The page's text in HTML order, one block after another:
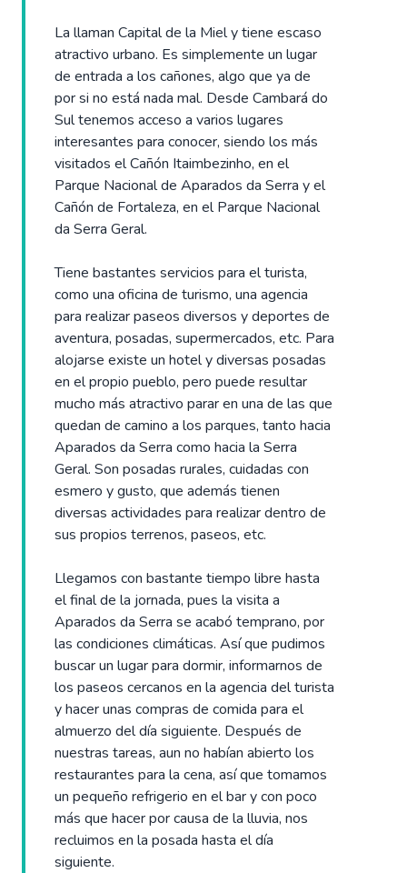
La llaman Capital de la Miel y tiene escaso
atractivo urbano. Es simplemente un lugar
de entrada a los cañones, algo que ya de
por si no está nada mal. Desde Cambará do
Sul tenemos acceso a varios lugares
interesantes para conocer, siendo los más
visitados el Cañón Itaimbezinho, en el
Parque Nacional de Aparados da Serra y el
Cañón de Fortaleza, en el Parque Nacional
da Serra Geral.
Tiene bastantes servicios para el turista,
como una oficina de turismo, una agencia
para realizar paseos diversos y deportes de
aventura, posadas, supermercados, etc. Para
alojarse existe un hotel y diversas posadas
en el propio pueblo, pero puede resultar
mucho más atractivo parar en una de las que
quedan de camino a los parques, tanto hacia
Aparados da Serra como hacia la Serra
Geral. Son posadas rurales, cuidadas con
esmero y gusto, que además tienen
diversas actividades para realizar dentro de
sus propios terrenos, paseos, etc.
Llegamos con bastante tiempo libre hasta
el final de la jornada, pues la visita a
Aparados da Serra se acabó temprano, por
las condiciones climáticas. Así que pudimos
buscar un lugar para dormir, informarnos de
los paseos cercanos en la agencia del turista
y hacer unas compras de comida para el
almuerzo del día siguiente. Después de
nuestras tareas, aun no habían abierto los
restaurantes para la cena, así que tomamos
un pequeño refrigerio en el bar y con poco
más que hacer por causa de la lluvia, nos
recluimos en la posada hasta el día
siguiente.